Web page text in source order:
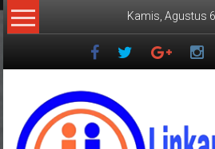
Lompat
ke
Kamis, Agustus